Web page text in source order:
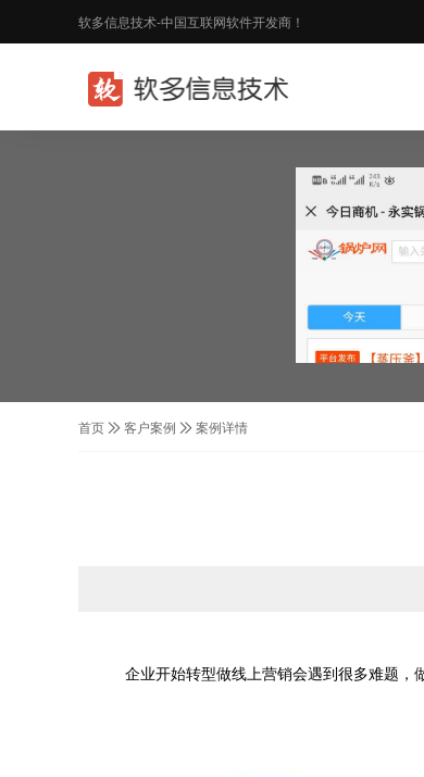
软多信息技术-中国互联网软件开发商！
首页 客户案例 案例详情
企业开始转型做线上营销会遇到很多难题，